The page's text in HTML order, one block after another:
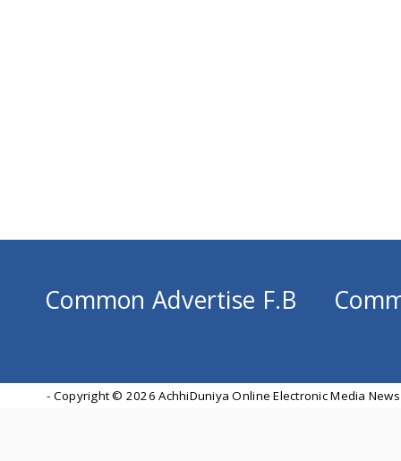
Common Advertise F.B
- Copyright © 2026 AchhiDuniya Online Electronic Media